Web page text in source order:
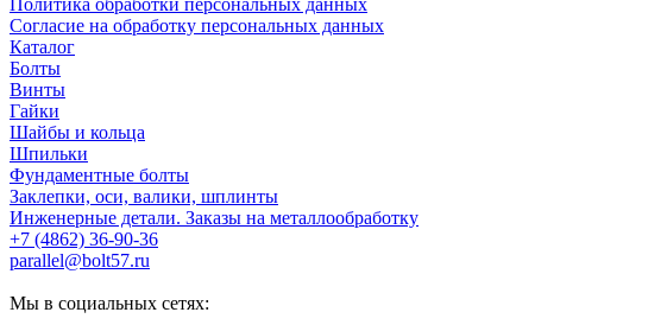
Политика обработки персональных данных
Согласие на обработку персональных данных
Каталог
Болты
Винты
Гайки
Шайбы и кольца
Шпильки
Фундаментные болты
Заклепки, оси, валики, шплинты
Инженерные детали. Заказы на металлообработку
+7 (4862) 36-90-36
parallel@bolt57.ru
Мы в социальных сетях: